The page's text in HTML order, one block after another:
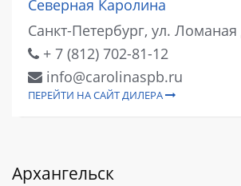
Северная Каролина
Санкт-Петербург, ул. Ломаная
+ 7 (812) 702-81-12
info@carolinaspb.ru
ПЕРЕЙТИ НА САЙТ ДИЛЕРА
Архангельск